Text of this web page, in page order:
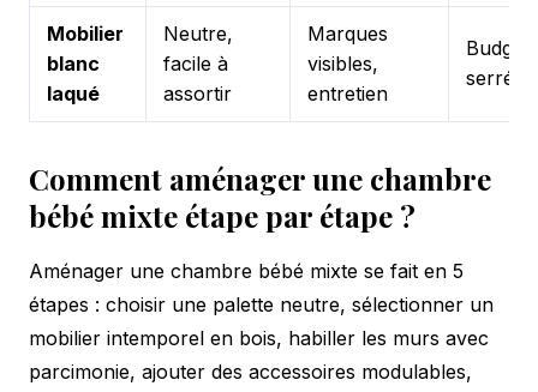
Mobilier
blanc
laqué
Neutre,
facile à
assortir
Marques
visibles,
entretien
Budget
serré
Comment aménager une chambre
bébé mixte étape par étape ?
Aménager une chambre bébé mixte se fait en 5
étapes : choisir une palette neutre, sélectionner un
mobilier intemporel en bois, habiller les murs avec
parcimonie, ajouter des accessoires modulables,